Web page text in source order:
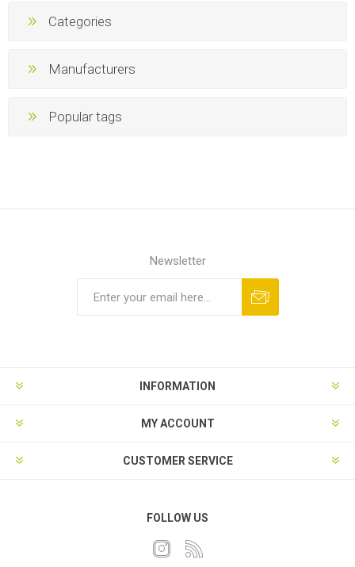
Categories
Manufacturers
Popular tags
Newsletter
INFORMATION
MY ACCOUNT
CUSTOMER SERVICE
FOLLOW US